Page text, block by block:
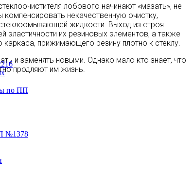
по ПП
№1378
лобового начинают «мазать», не
некачественную очистку,
жидкости. Выход из строя
эластичности их резиновых элементов, а также
прижимающего резину плотно к стеклу.
и заменять новыми. Однако мало кто знает, что
продляют им жизнь.